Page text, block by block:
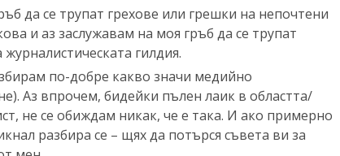
да се трупат грехове или грешки на непочтени
и аз заслужавам на моя гръб да се трупат
гилдия.
по-добре какво значи медийно
Аз впрочем, бидейки пълен лаик в областта/
не се обиждам никак, че е така. И ако примерно
разбира се – щях да потърся съвета ви за